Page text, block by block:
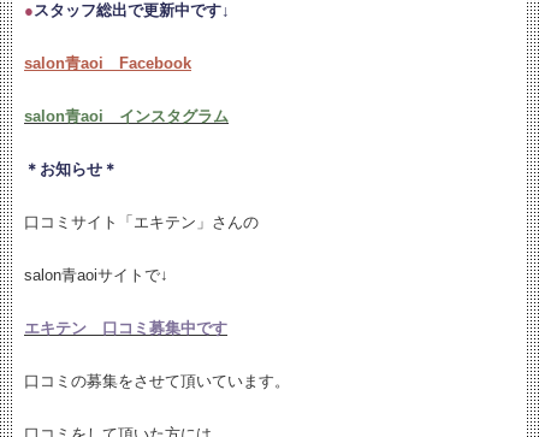
●スタッフ総出で更新中です↓
salon青aoi Facebook
salon青aoi インスタグラム
＊お知らせ＊
口コミサイト「エキテン」さんの
salon青aoiサイトで↓
エキテン 口コミ募集中です
口コミの募集をさせて頂いています。